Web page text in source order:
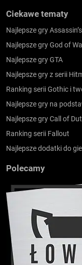
Ciekawe tematy
Najlepsze gry
Najlepsze gry God of
Najlepsze gry GTA
Najlepsze gry z serii
Ranking serii Gothic i
Najlepsze gry na
Najlepsze gry Call of
Ranking serii Fallout
Najlepsze dodatki do
Polecamy